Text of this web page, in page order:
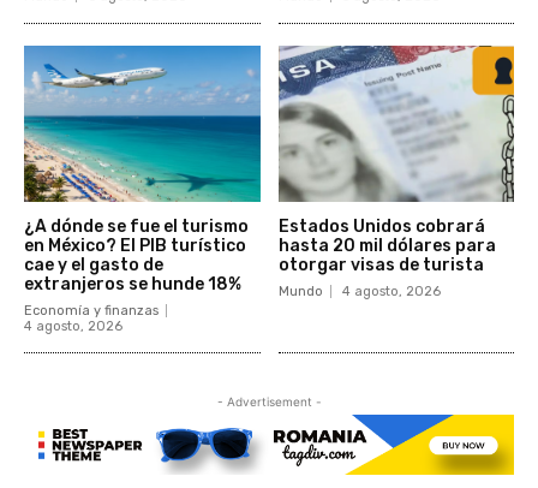
¿A dónde se fue el turismo
en México? El PIB turístico
cae y el gasto de
extranjeros se hunde 18%
Economía y finanzas
4 agosto, 2026
Estados Unidos cobrará
hasta 20 mil dólares para
otorgar visas de turista
Mundo 4 agosto, 2026
- Advertisement -